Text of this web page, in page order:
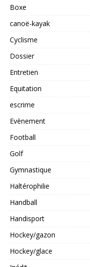
Boxe
canoë-kayak
Cyclisme
Dossier
Entretien
Equitation
escrime
Evènement
Football
Golf
Gymnastique
Haltérophilie
Handball
Handisport
Hockey/gazon
Hockey/glace